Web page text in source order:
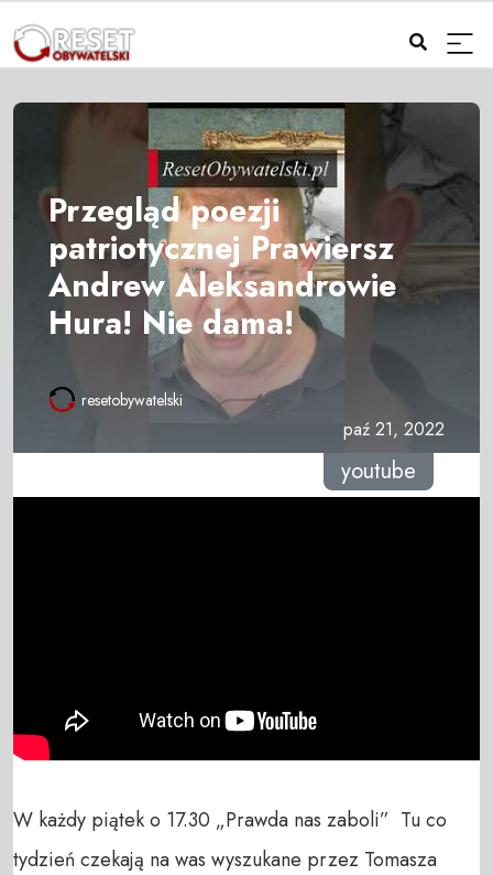
Przegląd poezji
patriotycznej Prawiersz
Andrew Aleksandrowie
Hura! Nie dama!
resetobywatelski
paź 21, 2022
youtube
W każdy piątek o 17.30 „Prawda nas zaboli”  Tu co
tydzień czekają na was wyszukane przez Tomasza